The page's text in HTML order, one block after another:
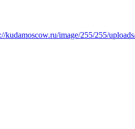
kudamoscow.ru/image/255/255/